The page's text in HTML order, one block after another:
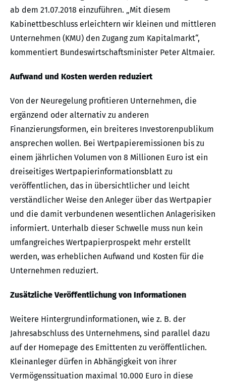
ab dem 21.07.2018 einzuführen. „Mit diesem
Kabinettbeschluss erleichtern wir kleinen und mittleren
Unternehmen (KMU) den Zugang zum Kapitalmarkt“,
kommentiert Bundeswirtschaftsminister Peter Altmaier.
Aufwand und Kosten werden reduziert
Von der Neuregelung profitieren Unternehmen, die
ergänzend oder alternativ zu anderen
Finanzierungsformen, ein breiteres Investorenpublikum
ansprechen wollen. Bei Wertpapieremissionen bis zu
einem jährlichen Volumen von 8 Millionen Euro ist ein
dreiseitiges Wertpapierinformationsblatt zu
veröffentlichen, das in übersichtlicher und leicht
verständlicher Weise den Anleger über das Wertpapier
und die damit verbundenen wesentlichen Anlagerisiken
informiert. Unterhalb dieser Schwelle muss nun kein
umfangreiches Wertpapierprospekt mehr erstellt
werden, was erheblichen Aufwand und Kosten für die
Unternehmen reduziert.
Zusätzliche Veröffentlichung von Informationen
Weitere Hintergrundinformationen, wie z. B. der
Jahresabschluss des Unternehmens, sind parallel dazu
auf der Homepage des Emittenten zu veröffentlichen.
Kleinanleger dürfen in Abhängigkeit von ihrer
Vermögenssituation maximal 10.000 Euro in diese